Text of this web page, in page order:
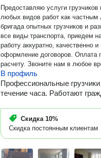
Предоставляю услуги
любых видов работ как
бригада опытных грузчиков и
все виды транспорта, приедем
работу аккуратно, качественно
оформление договоров. Оплата
расчету. Звоните нам в любое
В профиль
Профессиональные
течение часа. Работают
Скидка 10%
Скидка постоянным клиентам